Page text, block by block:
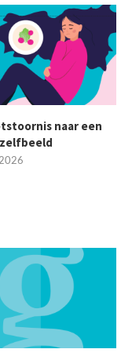
naar een